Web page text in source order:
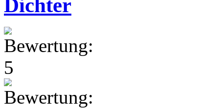
Dichter